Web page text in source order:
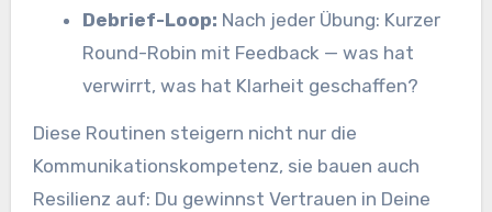
Debrief-Loop: Nach jeder Übung: Kurzer
Round-Robin mit Feedback — was hat
verwirrt, was hat Klarheit geschaffen?
Diese Routinen steigern nicht nur die
Kommunikationskompetenz, sie bauen auch
Resilienz auf: Du gewinnst Vertrauen in Deine